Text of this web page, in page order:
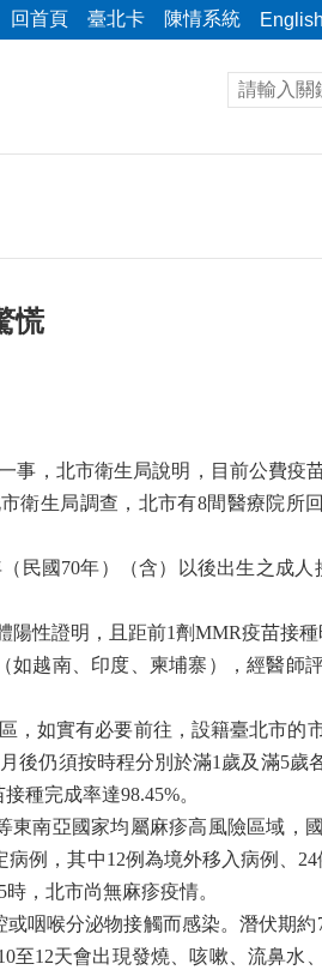
回首頁 臺北卡 陳情系統 English
慌
事，北市衛生局說明，目前公費疫
衛生局調查，北市有8間醫療院所
民國 70年）（含）以後出生之成人
陽性證明，且距前1劑MMR疫苗接
越南、印度、柬埔寨），經醫師
，如實有必要前往，設籍臺北市的
後仍須按時程分別於滿1 歲及滿5歲
接種完成率達98.45%。
南亞國家均屬麻疹高風險區域，
病例，其中12例為境外移入病例、 24
5時，北市尚無麻疹疫情。
咽喉分泌物接觸而感染。潛伏期約
至12天會出現發燒、咳嗽、流鼻水